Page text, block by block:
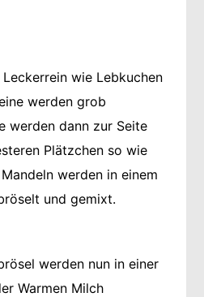
wie Lebkuchen
werden grob
werden dann zur Seite
Plätzchen so wie
werden in einem
und gemixt.
werden nun in einer
Warmen Milch